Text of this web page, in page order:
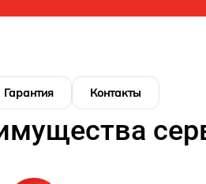
Гарантия Контакты